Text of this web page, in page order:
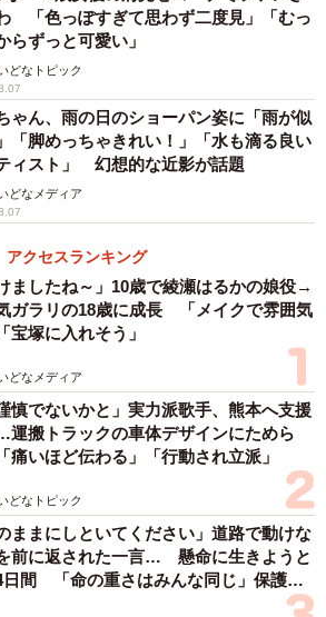
「色っぽすぎて思わず二度見」「むっ
らずっと可愛い」
どなトピック
ゃん、雨の日のショーパン姿に「雨が似
「脚めっちゃきれい！」「水も滴る良い
ィスト」 幻想的な近影が話題
どなメディア
アクセスランキング
ましたね～」10歳で綾瀬はるかの娘役→
ガラリの18歳に成長 「メイクで雰囲気
宝塚に入れそう」
どなメディア
慎でないかと」実力派歌手、熊本へ支援
運搬トラックの車体デザインにためら
いほど伝わる」「行動され立派」
どなトピック
ままにしといてください」道路で動けな
前に返された一言… 懸命に生きようと
日間 「命の重さはみんな同じ」保護団